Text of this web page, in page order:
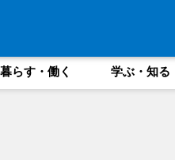
暮らす・働く 学ぶ・知る